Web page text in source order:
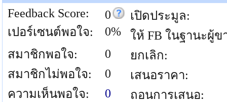
Feedback Score:
0
เปอร์เซนต์พอใจ:
0%
สมาชิกพอใจ:
0
สมาชิกไม่พอใจ:
0
ความเห็นพอใจ:
0
เปิดประมูล:
ให้ FB ในฐานะผู้ข
ยกเลิก:
เสนอราคา:
ถอนการเสนอ: